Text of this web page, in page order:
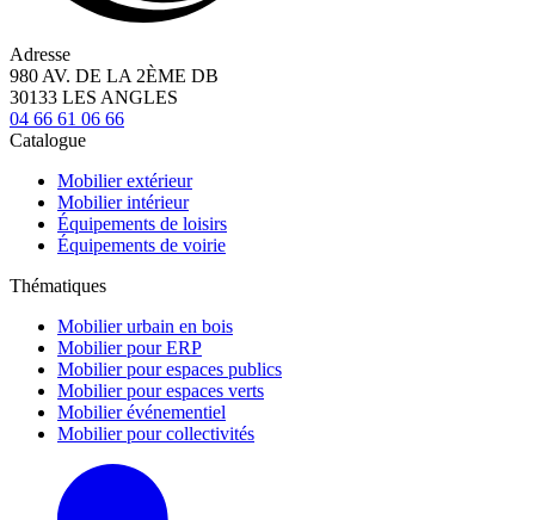
Adresse
980 AV. DE LA 2ÈME DB
30133 LES ANGLES
04 66 61 06 66
Catalogue
Mobilier extérieur
Mobilier intérieur
Équipements de loisirs
Équipements de voirie
Thématiques
Mobilier urbain en bois
Mobilier pour ERP
Mobilier pour espaces publics
Mobilier pour espaces verts
Mobilier événementiel
Mobilier pour collectivités